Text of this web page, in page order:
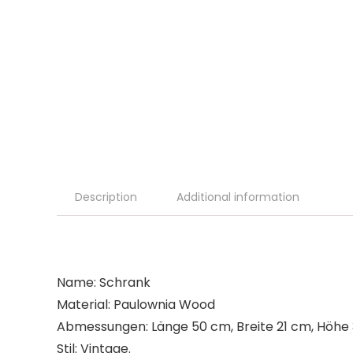
Description Additional information
Name: Schrank
Material: Paulownia Wood
Abmessungen: Länge 50 cm, Breite 21 cm,
Stil: Vintage.